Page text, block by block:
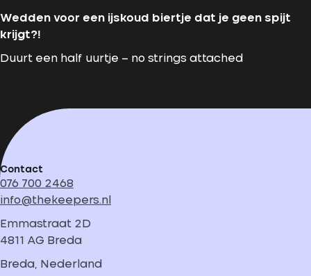
Wedden voor een ijskoud biertje dat je geen spijt
krijgt?!
Duurt een half uurtje – no strings attached
Contact
076 700 2468
info@thekeepers.nl
Emmastraat 2D
4811 AG Breda
Breda, Nederland